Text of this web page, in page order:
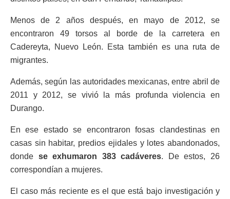
Menos de 2 años después, en mayo de 2012, se
encontraron 49 torsos al borde de la carretera en
Cadereyta, Nuevo León. Esta también es una ruta de
migrantes.
Además, según las autoridades mexicanas, entre abril de
2011 y 2012, se vivió la más profunda violencia en
Durango.
En ese estado se encontraron fosas clandestinas en
casas sin habitar, predios ejidales y lotes abandonados,
donde se exhumaron 383 cadáveres. De estos, 26
correspondían a mujeres.
El caso más reciente es el que está bajo investigación y